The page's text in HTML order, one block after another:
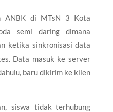
ANBK di MTsN 3 Kota
semi daring dimana
ketika sinkronisasi data
Data masuk ke server
baru dikirim ke klien
siswa tidak terhubung